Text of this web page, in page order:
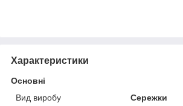
Характеристики
Основні
Вид виробу
Сережки